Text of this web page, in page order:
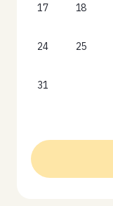
17 18
24 25
31